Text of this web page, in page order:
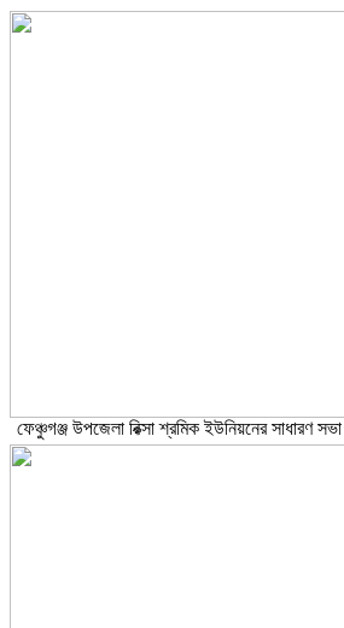
ফেঞ্চুগঞ্জ উপজেলা রিক্সা শ্রমিক ইউনিয়নের সাধারণ